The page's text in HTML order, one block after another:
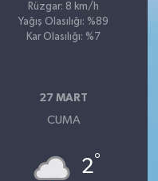
Rüzgar: 8 km/h
Yağış Olasılığı: %89
Kar Olasılığı: %7
27 MART
CUMA
2°